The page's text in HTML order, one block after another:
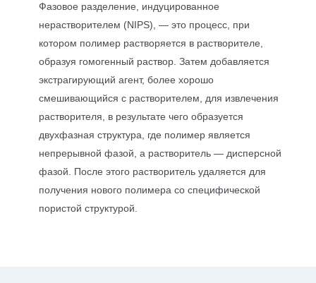
Фазовое разделение, индуцированное
нерастворителем (NIPS), — это процесс, при
котором полимер растворяется в растворителе,
образуя гомогенный раствор. Затем добавляется
экстрагирующий агент, более хорошо
смешивающийся с растворителем, для извлечения
растворителя, в результате чего образуется
двухфазная структура, где полимер является
непрерывной фазой, а растворитель — дисперсной
фазой. После этого растворитель удаляется для
получения нового полимера со специфической
пористой структурой.